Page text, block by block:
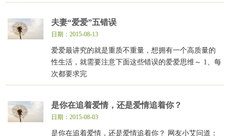
夫妻“爱爱”五错误
日期：2015-08-13
爱爱最讲究的就是重质不重量，想拥有一个高质量的
性生活，就需要注意下面这些错误的爱爱思维～ 1、每
次都要求完
是你在追着爱情，还是爱情追着你？
日期：2015-08-03
是你在追着爱情，还是爱情追着你？ 网友小艾问道：